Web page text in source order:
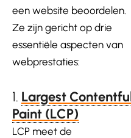
een website beoordelen.
Ze zijn gericht op drie
essentiële aspecten van
webprestaties:
1. Largest
Paint (LCP)
LCP meet de